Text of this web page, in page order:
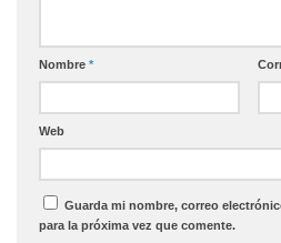
Nombre *
Web
Guarda mi nombre, correo
para la próxima vez que comente.